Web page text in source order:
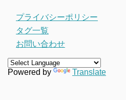
プライバシーポリシー
タグ一覧
お問い合わせ
Powered by Translate